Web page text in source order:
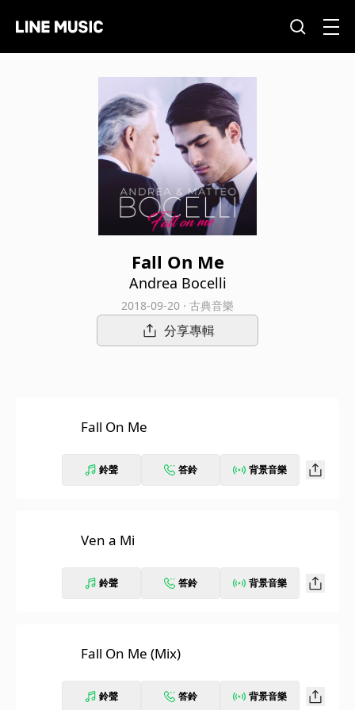
Fall On Me
Andrea Bocelli
2018-09-20 · 古典音樂
分享專輯
Fall On Me
鈴聲 答鈴 背景音樂
Ven a Mi
鈴聲 答鈴 背景音樂
Fall On Me (Mix)
鈴聲 答鈴 背景音樂